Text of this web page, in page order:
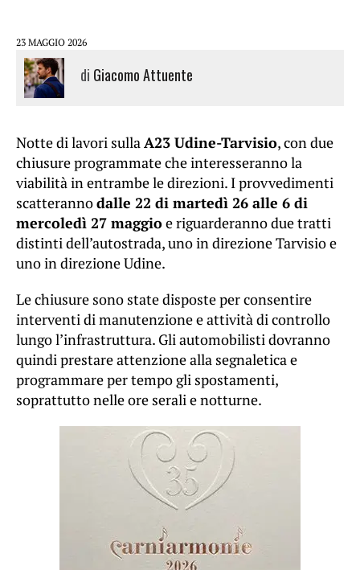
23 MAGGIO 2026
di Giacomo Attuente
Notte di lavori sullaA23 Udine-Tarvisio, con due
chiusure programmate che interesseranno la
viabilità in entrambe le direzioni. I provvedimenti
scatterannodalle 22 di martedì 26 alle 6 di
mercoledì 27 maggioe riguarderanno due tratti
distinti dell’autostrada, uno in direzione Tarvisio e
uno in direzione Udine.
Le chiusure sono state disposte per consentire
interventi di manutenzione e attività di controllo
lungo l’infrastruttura. Gli automobilisti dovranno
quindi prestare attenzione alla segnaletica e
programmare per tempo gli spostamenti,
soprattutto nelle ore serali e notturne.